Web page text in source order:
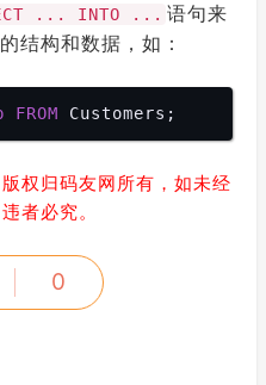
... INTO ... 语句来
结构和数据，如：
FROM
权归码友网所有，如未经
者必究。
0